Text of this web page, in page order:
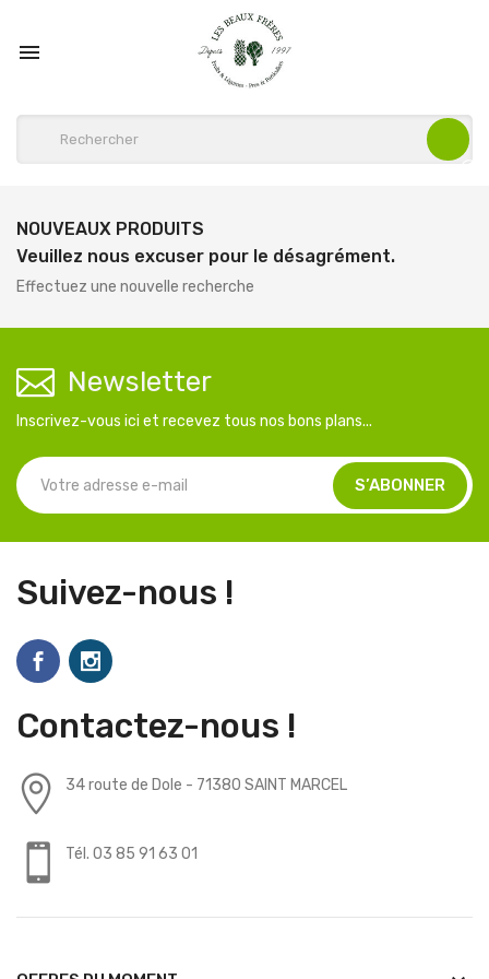

NOUVEAUX PRODUITS
Veuillez nous excuser pour le désagrément.
Effectuez une nouvelle recherche
Newsletter
Inscrivez-vous ici et recevez tous nos bons plans...
Suivez-nous !
Contactez-nous !
34 route de Dole - 71380 SAINT MARCEL
Tél. 03 85 91 63 01